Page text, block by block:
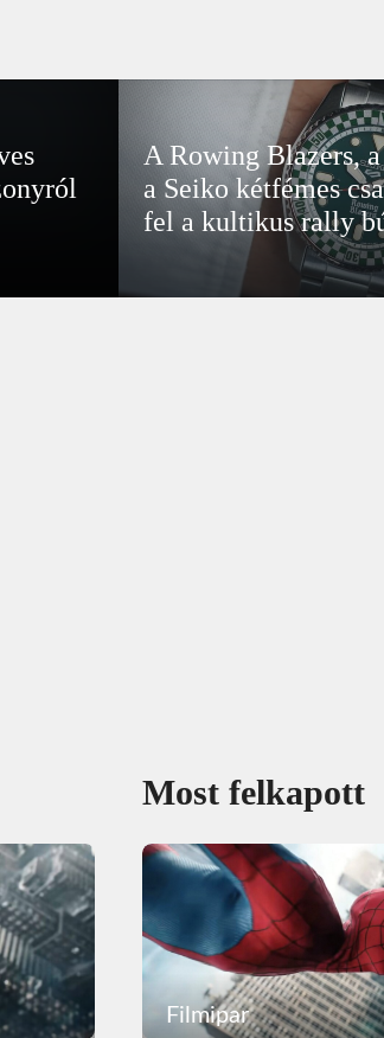
A Rowing Blazers,
a Seiko kétfémes
fel a kultikus rally
Most felkapott
Filmipar